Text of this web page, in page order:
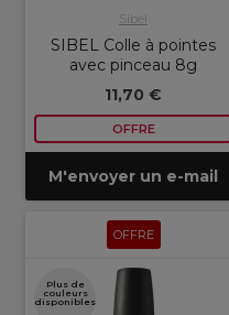
Sibel
SIBEL Colle à pointes
avec pinceau 8g
11,70 €
OFFRE
M'envoyer un e-mail
OFFRE
Plus de
couleurs
disponibles